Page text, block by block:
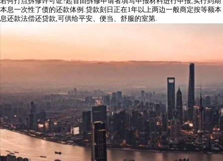
本息一次性了债的还款体例.贷款刻日正在1年以上两边一般商定按等额本
息还款法偿还贷款,可供给平安、便当、舒服的室第.